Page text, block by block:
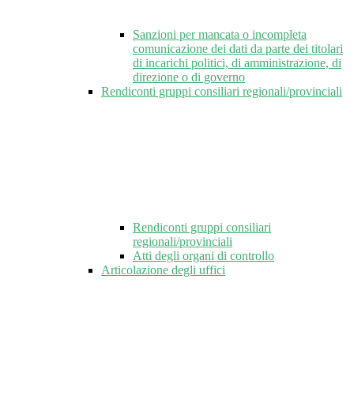
Sanzioni per mancata o incompleta
comunicazione dei dati da parte dei titolari
di incarichi politici, di amministrazione, di
direzione o di governo
Rendiconti gruppi consiliari regionali/provinciali
Rendiconti gruppi consiliari
regionali/provinciali
Atti degli organi di controllo
Articolazione degli uffici